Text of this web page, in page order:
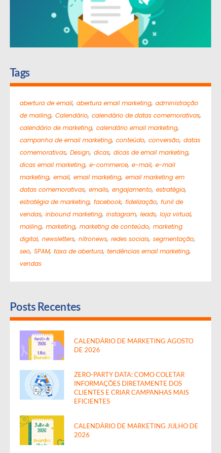
Tags
abertura de email, abertura email marketing, administração
de mailing, Calendário, calendário de datas comemorativas,
calendário de marketing, calendário email marketing,
campanha de email marketing, conteúdo, conversão, datas
comemorativas, Design, dicas, dicas de email marketing,
dicas email marketing, e-commerce, e-mail, e-mail
marketing, email, email marketing, email marketing em
datas comemorativas, emails, engajamento, estratégia,
estratégia de marketing, facebook, fidelização, funil de
vendas, inbound marketing, instagram, leads, loja virtual,
mailing, marketing, marketing de conteúdo, marketing
digital, newsletters, nitronews, redes sociais, segmentação,
seo, SPAM, taxa de abertura, tendências email marketing,
vendas
Posts Recentes
CALENDÁRIO DE MARKETING AGOSTO
DE 2026
ZERO-PARTY DATA: COMO COLETAR
INFORMAÇÕES DIRETAMENTE DOS
CLIENTES E CRIAR CAMPANHAS MAIS
EFICIENTES
CALENDÁRIO DE MARKETING JULHO DE
2026